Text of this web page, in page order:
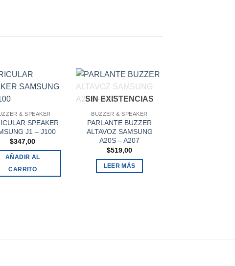
& SPEAKER
SPEAKER
J1 – J100
$347,00
AÑADIR AL
CARRITO
SIN EXISTENCIAS
BUZZER & SPEAKER
PARLANTE BUZZER
ALTAVOZ SAMSUNG
A20S – A207
$519,00
LEER MÁS